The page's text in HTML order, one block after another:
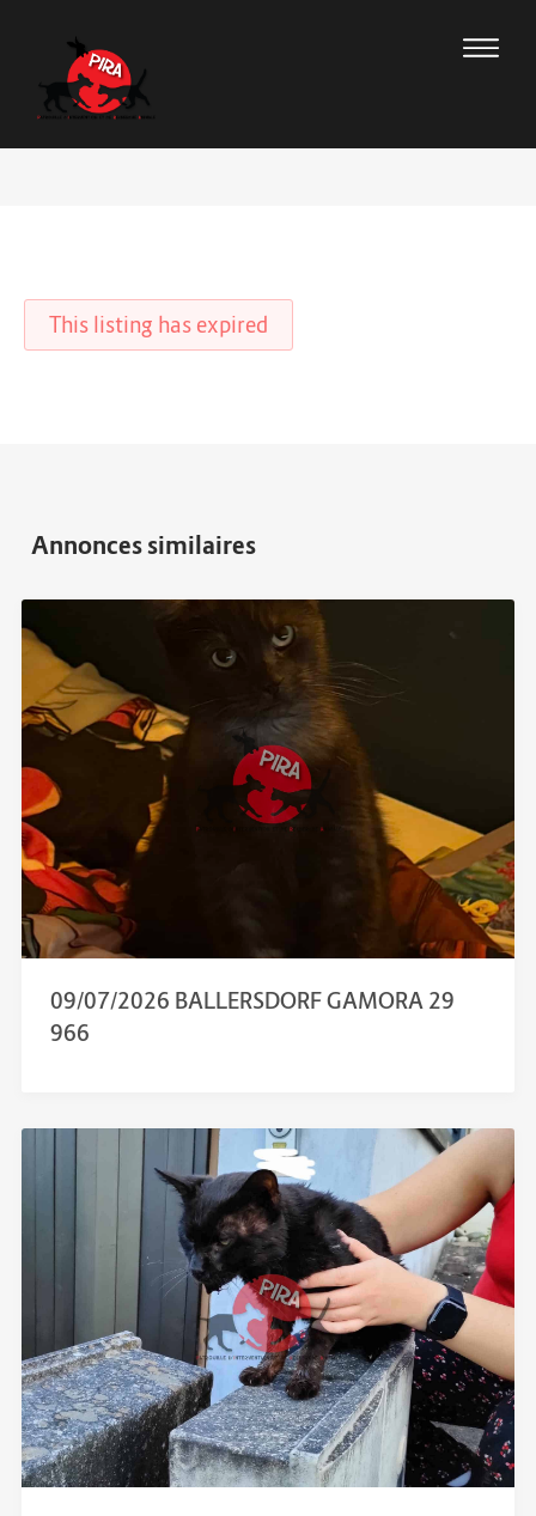
This listing has expired
09/07/2026 BALLERSDORF GAMORA 29
966